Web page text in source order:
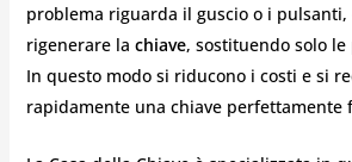
problema riguarda il guscio o i pulsanti,
rigenerare la chiave, sostituendo solo
In questo modo si riducono i costi e si
rapidamente una chiave perfettamente